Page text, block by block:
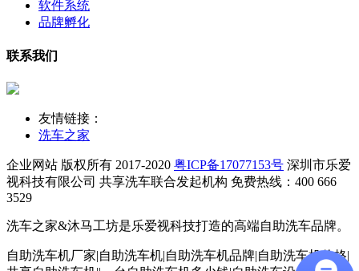
软件系统
品牌孵化
联系我们
友情链接：
洗车之家
企业网站 版权所有 2017-2020 粤ICP备17077153号 深圳市乐爱
视科技有限公司 共享洗车联合发起机构 免费热线：400 666
3529
洗车之家&沐马工坊是乐爱视科技打造的高端自助洗车品牌。
自助洗车机厂家|自助洗车机|自助洗车机品牌|自助洗车机价格|